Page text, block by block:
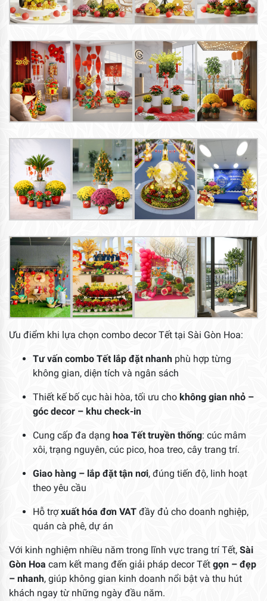
Ưu điểm khi lựa chọn combo decor Tết tại Sài Gòn Hoa:
Tư vấn combo Tết lắp đặt nhanh phù hợp từng
không gian, diện tích và ngân sách
Thiết kế bố cục hài hòa, tối ưu cho không gian nhỏ –
góc decor – khu check-in
Cung cấp đa dạng hoa Tết truyền thống: cúc mâm
xôi, trạng nguyên, cúc pico, hoa treo, cây trang trí.
Giao hàng – lắp đặt tận nơi, đúng tiến độ, linh hoạt
theo yêu cầu
Hỗ trợxuất hóa đơn VAT đầy đủ cho doanh nghiệp,
quán cà phê, dự án
Với kinh nghiệm nhiều năm trong lĩnh vực trang trí Tết, Sài
Gòn Hoa cam kết mang đến giải pháp decor Tết gọn – đẹp
– nhanh, giúp không gian kinh doanh nổi bật và thu hút
khách ngay từ những ngày đầu năm.